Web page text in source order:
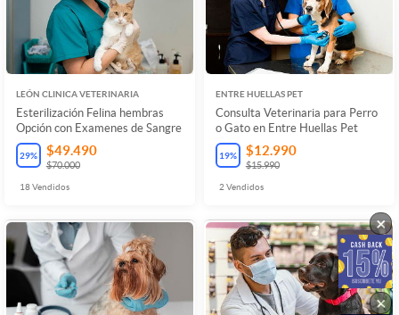
LEÓN CLINICA VETERINARIA
Esterilización Felina hembras
Opción con Examenes de Sangre
29% $49.490
$70.000
18Vendidos
ENTRE HUELLAS PET
Consulta Veterinaria para Perro
o Gato en Entre Huellas Pet
19% $12.990
$15.990
2 Vendidos
×
×